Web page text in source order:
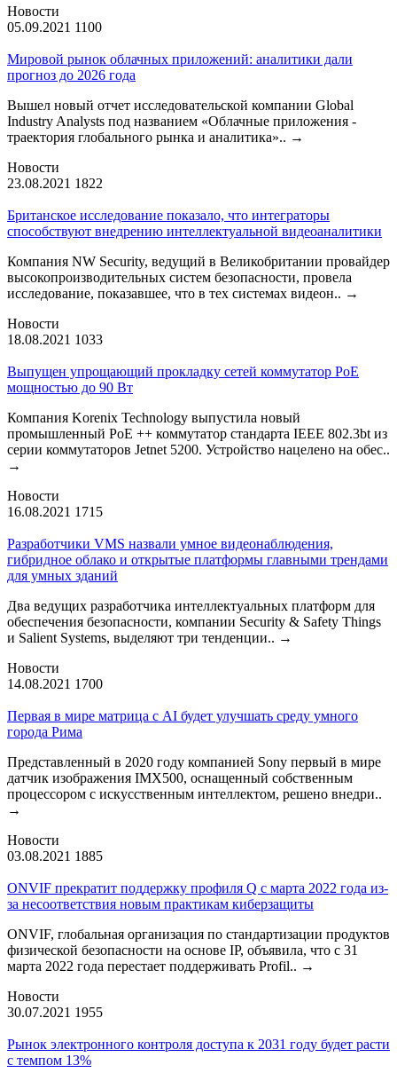
Новости
05.09.2021 1100
Мировой рынок облачных приложений: аналитики дали
прогноз до 2026 года
Вышел новый отчет исследовательской компании Global
Industry Analysts под названием «Облачные приложения -
траектория глобального рынка и аналитика».. →
Новости
23.08.2021 1822
Британское исследование показало, что интеграторы
способствуют внедрению интеллектуальной видеоаналитики
Компания NW Security, ведущий в Великобритании провайдер
высокопроизводительных систем безопасности, провела
исследование, показавшее, что в тех системах видеон.. →
Новости
18.08.2021 1033
Выпущен упрощающий прокладку сетей коммутатор PoE
мощностью до 90 Вт
Компания Korenix Technology выпустила новый
промышленный PoE ++ коммутатор стандарта IEEE 802.3bt из
серии коммутаторов Jetnet 5200. Устройство нацелено на обес..
→
Новости
16.08.2021 1715
Разработчики VMS назвали умное видеонаблюдения,
гибридное облако и открытые платформы главными трендами
для умных зданий
Два ведущих разработчика интеллектуальных платформ для
обеспечения безопасности, компании Security & Safety Things
и Salient Systems, выделяют три тенденции.. →
Новости
14.08.2021 1700
Первая в мире матрица с AI будет улучшать среду умного
города Рима
Представленный в 2020 году компанией Sony первый в мире
датчик изображения IMX500, оснащенный собственным
процессором с искусственным интеллектом, решено внедри..
→
Новости
03.08.2021 1885
ONVIF прекратит поддержку профиля Q с марта 2022 года из-
за несоответствия новым практикам киберзащиты
ONVIF, глобальная организация по стандартизации продуктов
физической безопасности на основе IP, объявила, что с 31
марта 2022 года перестает поддерживать Profil.. →
Новости
30.07.2021 1955
Рынок электронного контроля доступа к 2031 году будет расти
с темпом 13%